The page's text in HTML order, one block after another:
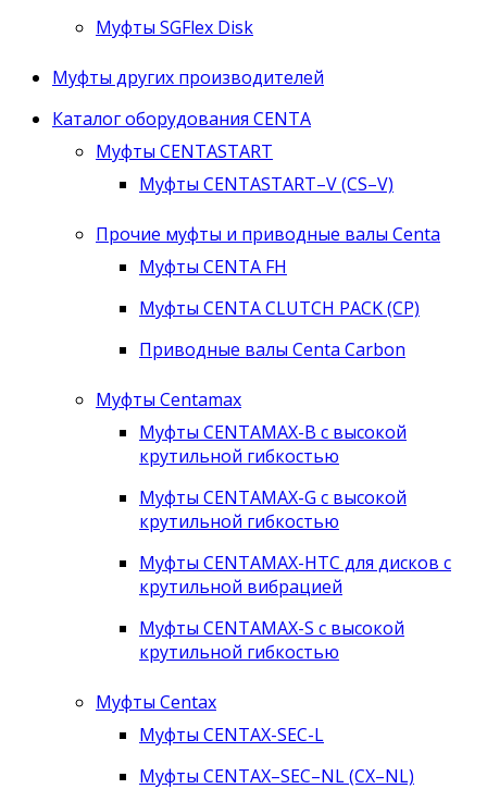
Муфты SGFlex Disk
Муфты других производителей
Каталог оборудования CENTA
Муфты CENTASTART
Муфты CENTASTART–V (CS–V)
Прочие муфты и приводные валы Centa
Муфты CENTA FH
Муфты CENTA CLUTCH PACK (CP)
Приводные валы Centa Carbon
Муфты Centamax
Муфты CENTAMAX-B с высокой
крутильной гибкостью
Муфты CENTAMAX-G с высокой
крутильной гибкостью
Муфты CENTAMAX-HTC для дисков с
крутильной вибрацией
Муфты CENTAMAX-S с высокой
крутильной гибкостью
Муфты Centax
Муфты CENTAX-SEC-L
Муфты CENTAX–SEC–NL (CX–NL)